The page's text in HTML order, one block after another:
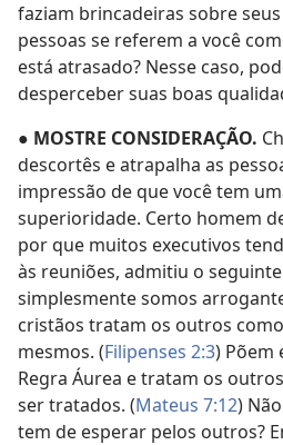
faziam brincadeiras sobre seus
pessoas se referem a você
está atrasado? Nesse caso,
desperceber suas boas
● MOSTRE CONSIDERAÇÃO.
descortês e atrapalha as
impressão de que você tem
superioridade. Certo homem
por que muitos executivos
às reuniões, admitiu o
simplesmente somos
cristãos tratam os outros
mesmos. (Filipenses 2:3) Põem
Regra Áurea e tratam os
ser tratados. (Mateus 7:12)
tem de esperar pelos outros?